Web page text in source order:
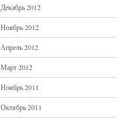
Декабрь 2012
Ноябрь 2012
Апрель 2012
Март 2012
Ноябрь 2011
Октябрь 2011